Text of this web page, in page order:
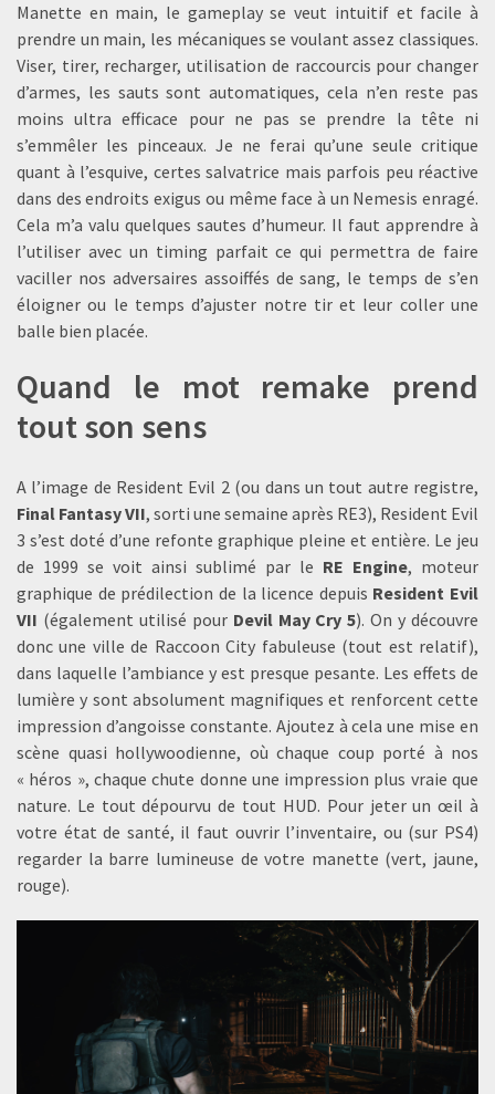
Manette en main, le gameplay se veut intuitif et facile à
prendre un main, les mécaniques se voulant assez classiques.
Viser, tirer, recharger, utilisation de raccourcis pour changer
d’armes, les sauts sont automatiques, cela n’en reste pas
moins ultra efficace pour ne pas se prendre la tête ni
s’emmêler les pinceaux. Je ne ferai qu’une seule critique
quant à l’esquive, certes salvatrice mais parfois peu réactive
dans des endroits exigus ou même face à un Nemesis enragé.
Cela m’a valu quelques sautes d’humeur. Il faut apprendre à
l’utiliser avec un timing parfait ce qui permettra de faire
vaciller nos adversaires assoiffés de sang, le temps de s’en
éloigner ou le temps d’ajuster notre tir et leur coller une
balle bien placée.
Quand le mot remake prend
tout son sens
A l’image de Resident Evil 2 (ou dans un tout autre registre,
Final Fantasy VII, sorti une semaine après RE3), Resident Evil
3 s’est doté d’une refonte graphique pleine et entière. Le jeu
de 1999 se voit ainsi sublimé par le RE Engine, moteur
graphique de prédilection de la licence depuis Resident Evil
VII (également utilisé pour Devil May Cry 5). On y découvre
donc une ville de Raccoon City fabuleuse (tout est relatif),
dans laquelle l’ambiance y est presque pesante. Les effets de
lumière y sont absolument magnifiques et renforcent cette
impression d’angoisse constante. Ajoutez à cela une mise en
scène quasi hollywoodienne, où chaque coup porté à nos
« héros », chaque chute donne une impression plus vraie que
nature. Le tout dépourvu de tout HUD. Pour jeter un œil à
votre état de santé, il faut ouvrir l’inventaire, ou (sur PS4)
regarder la barre lumineuse de votre manette (vert, jaune,
rouge).